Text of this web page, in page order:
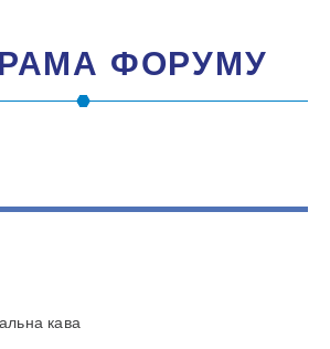
ФОРУМУ
кава